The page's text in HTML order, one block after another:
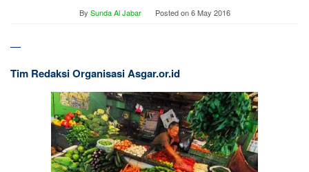
By Sunda Al Jabar Posted on6 May 2016
—
Tim Redaksi Organisasi Asgar.or.id